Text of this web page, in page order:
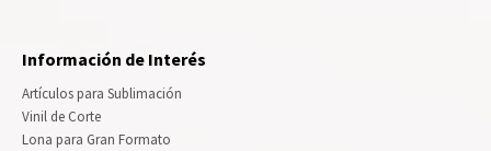
Información de Interés
Artículos para Sublimación
Vinil de Corte
Lona para Gran Formato